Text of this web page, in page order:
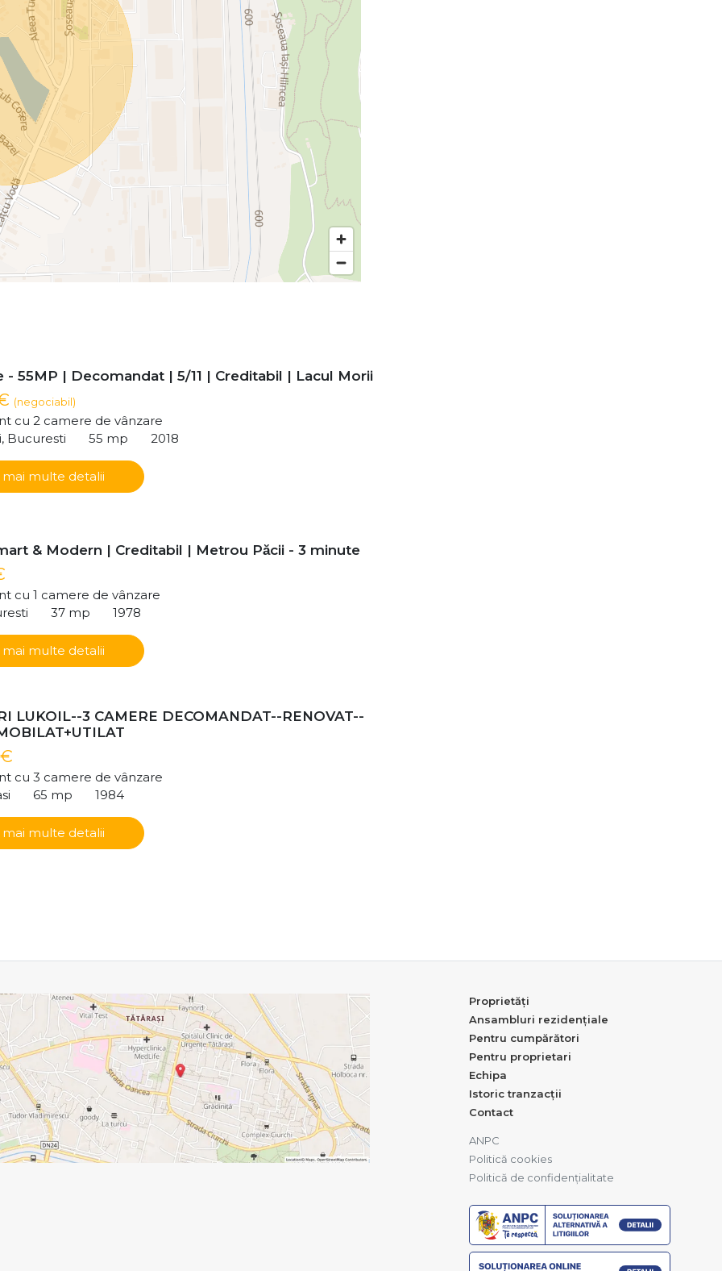
- 55MP | Decomandat | 5/11 | Creditabil | Lacul Morii
(negociabil)
cu 2 camere de vânzare
Bucuresti
55 mp 2018
mai multe detalii
& Modern | Creditabil | Metrou Păcii - 3 minute
cu 1 camere de vânzare
37 mp 1978
mai multe detalii
LUKOIL--3 CAMERE DECOMANDAT--RENOVAT--
cu 3 camere de vânzare
65 mp 1984
mai multe detalii
Proprietăți
Ansambluri rezidențiale
Pentru cumpărători
Pentru proprietari
Echipa
Istoric tranzacții
Contact
ANPC
Politică cookies
Politică de confidențialitate